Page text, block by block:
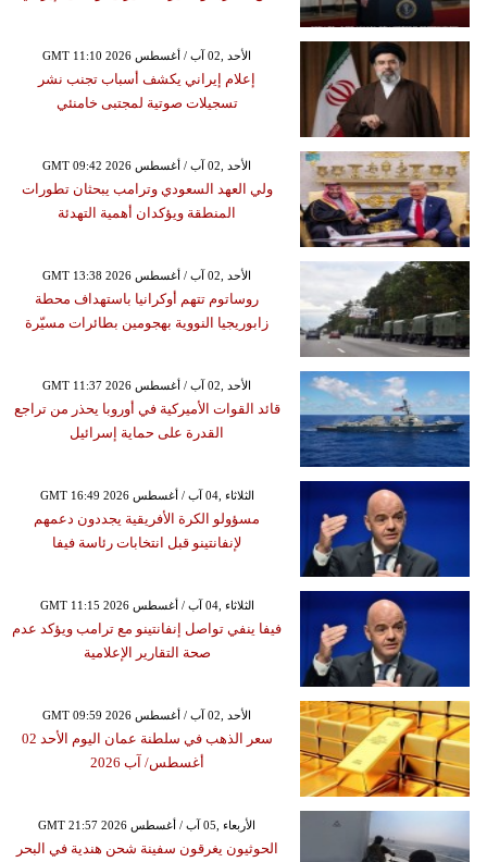
GMT 11:10 2026 الأحد ,02 آب / أغسطس
إعلام إيراني يكشف أسباب تجنب نشر
تسجيلات صوتية لمجتبى خامنئي
GMT 09:42 2026 الأحد ,02 آب / أغسطس
ولي العهد السعودي وترامب يبحثان تطورات
المنطقة ويؤكدان أهمية التهدئة
GMT 13:38 2026 الأحد ,02 آب / أغسطس
روساتوم تتهم أوكرانيا باستهداف محطة
زابوريجيا النووية بهجومين بطائرات مسيّرة
GMT 11:37 2026 الأحد ,02 آب / أغسطس
قائد القوات الأميركية في أوروبا يحذر من تراجع
القدرة على حماية إسرائيل
GMT 16:49 2026 الثلاثاء ,04 آب / أغسطس
مسؤولو الكرة الأفريقية يجددون دعمهم
لإنفانتينو قبل انتخابات رئاسة فيفا
GMT 11:15 2026 الثلاثاء ,04 آب / أغسطس
فيفا ينفي تواصل إنفانتينو مع ترامب ويؤكد عدم
صحة التقارير الإعلامية
GMT 09:59 2026 الأحد ,02 آب / أغسطس
سعر الذهب في سلطنة عمان اليوم الأحد 02
أغسطس/ آب 2026
GMT 21:57 2026 الأربعاء ,05 آب / أغسطس
الحوثيون يغرقون سفينة شحن هندية في البحر